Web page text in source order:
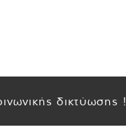
δικτύωσης !